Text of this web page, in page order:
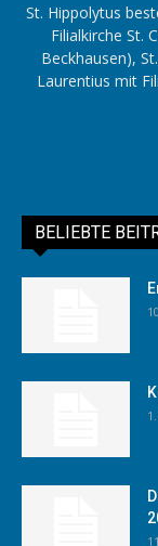
St. Hippolytus
Filialkirche St.
Beckhausen),
Laurentius mit
BELIEBTE